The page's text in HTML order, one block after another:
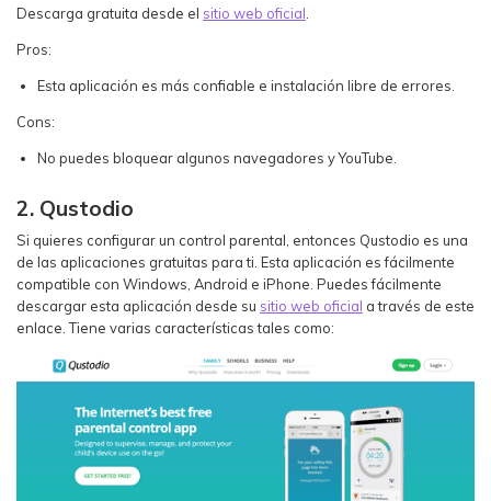
Descarga gratuita desde el sitio web oficial.
Pros:
Esta aplicación es más confiable e instalación libre de errores.
Cons:
No puedes bloquear algunos navegadores y YouTube.
2. Qustodio
Si quieres configurar un control parental, entonces Qustodio es una
de las aplicaciones gratuitas para ti. Esta aplicación es fácilmente
compatible con Windows, Android e iPhone. Puedes fácilmente
descargar esta aplicación desde su sitio web oficial a través de este
enlace. Tiene varias características tales como: